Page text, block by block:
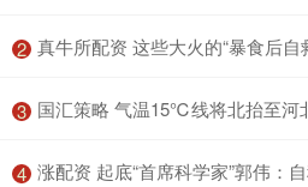
2 真牛所配资 这些大火的“暴食后自救法”
3 国汇策略 气温15℃线将北抬至河北，大片区域温
4 涨配资 起底“首席科学家”郭伟：自称曾获得8000余万研究经费，关联9